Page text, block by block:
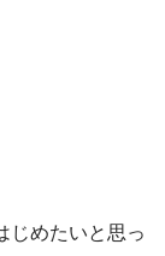
じめたいと思っ